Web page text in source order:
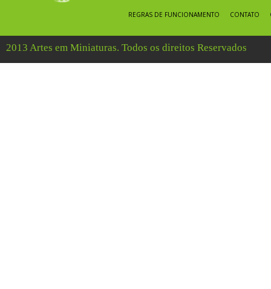
REGRAS DE FUNCIONAMENTO CONTATO
2013 Artes em Miniaturas. Todos os direitos Reservados